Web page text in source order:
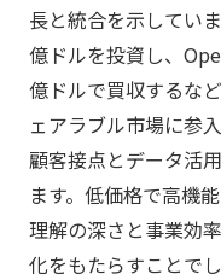
長と統合を示してい
億ドルを投資し、
億ドルで買収するな
ェアラブル市場に参
顧客接点とデータ活
ます。低価格で高機
理解の深さと事業効
化をもたらすことでし